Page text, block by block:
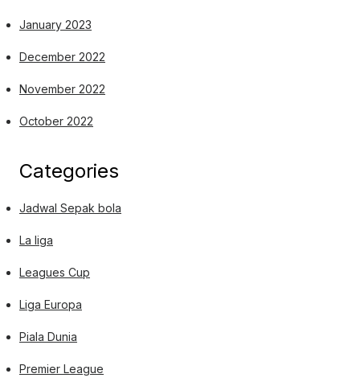
January 2023
December 2022
November 2022
October 2022
Categories
Jadwal Sepak bola
La liga
Leagues Cup
Liga Europa
Piala Dunia
Premier League